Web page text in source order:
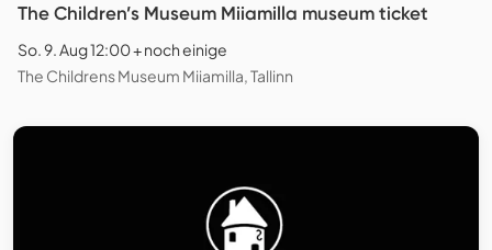
The Children’s Museum Miiamilla museum ticket
So. 9. Aug 12:00 + noch einige
The Childrens Museum Miiamilla, Tallinn